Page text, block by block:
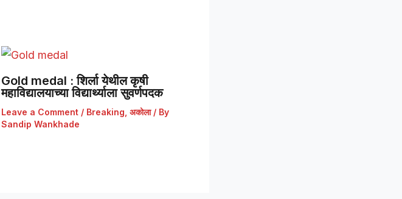
Gold medal : शिर्ला येथील कृषी
महाविद्यालयाच्या विद्यार्थ्याला सुवर्णपदक
Leave a Comment / Breaking अकोला/ By
Sandip Wankhade